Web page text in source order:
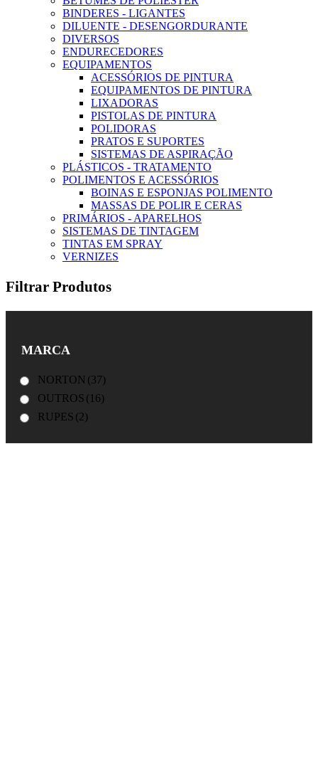
BINDERES - LIGANTES
DILUENTE - DESENGORDURANTE
DIVERSOS
ENDURECEDORES
EQUIPAMENTOS
ACESSÓRIOS DE PINTURA
EQUIPAMENTOS DE PINTURA
LIXADORAS
PISTOLAS DE PINTURA
POLIDORAS
PRATOS E SUPORTES
SISTEMAS DE ASPIRAÇÃO
PLÁSTICOS - TRATAMENTO
POLIMENTOS E ACESSÓRIOS
BOINAS E ESPONJAS POLIMENTO
MASSAS DE POLIR E CERAS
PRIMÁRIOS - APARELHOS
SISTEMAS DE TINTAGEM
TINTAS EM SPRAY
VERNIZES
Filtrar Produtos
MARCA
NORTON (37)
OUTROS (16)
RUPES (2)